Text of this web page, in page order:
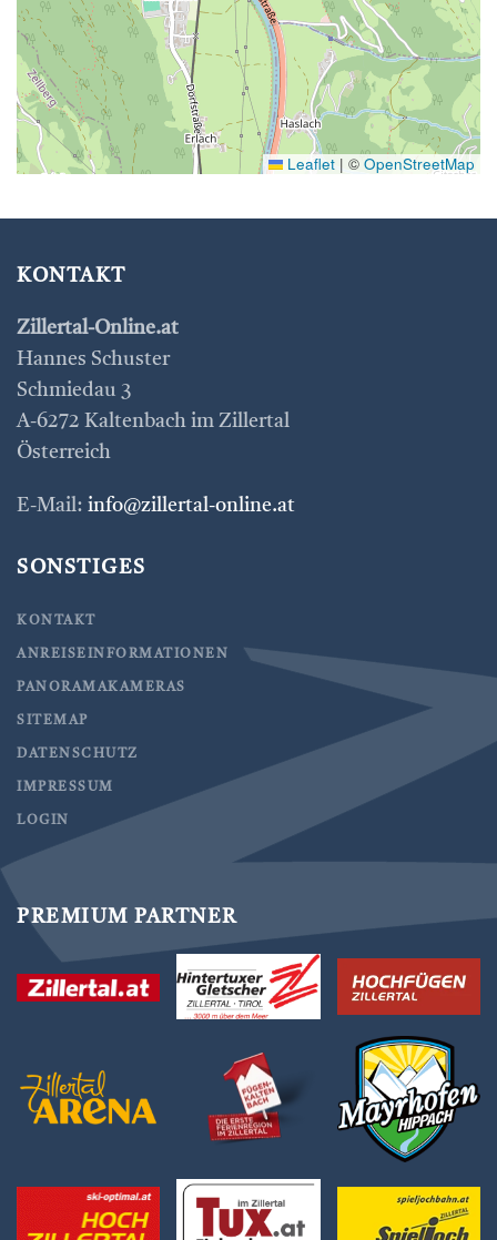
Leaflet | © OpenStreetMap
KONTAKT
Zillertal-Online.at
Hannes Schuster
Schmiedau 3
A-6272 Kaltenbach im Zillertal
Österreich
E-Mail: info@zillertal-online.at
SONSTIGES
KONTAKT
ANREISEINFORMATIONEN
PANORAMAKAMERAS
SITEMAP
DATENSCHUTZ
IMPRESSUM
LOGIN
PREMIUM PARTNER